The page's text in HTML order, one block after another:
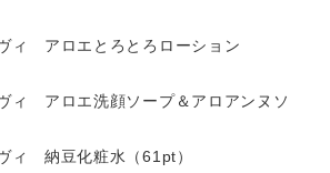
ィ アロエとろとろローション
ィ アロエ洗顔ソープ＆アロアンヌソ
ィ 納豆化粧水（61pt）